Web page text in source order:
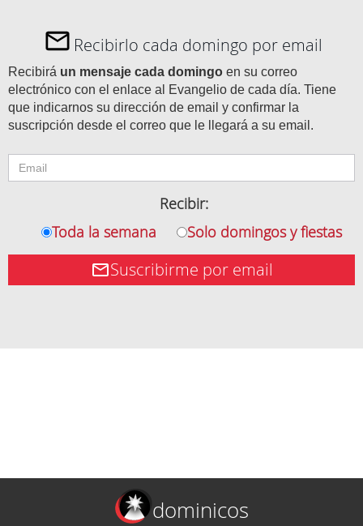
Recibirlo cada domingo por email
Recibirá un mensaje cada domingo en su correo
electrónico con el enlace al Evangelio de cada día. Tiene
que indicarnos su dirección de email y confirmar la
suscripción desde el correo que le llegará a su email.
Recibir:
Toda la semana
Solo domingos y fiestas
Suscribirme por email
dominicos